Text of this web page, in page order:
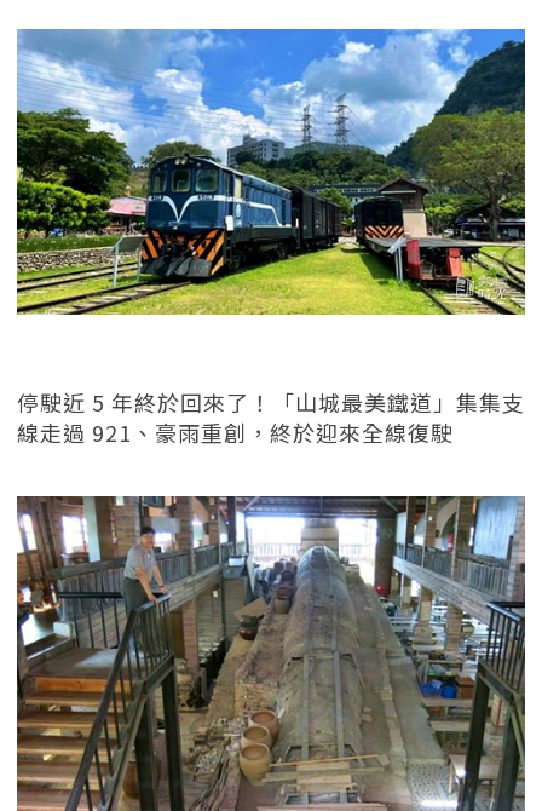
停駛近 5 年終於回來了！「山城最美鐵道」集集支
線走過 921、豪雨重創，終於迎來全線復駛